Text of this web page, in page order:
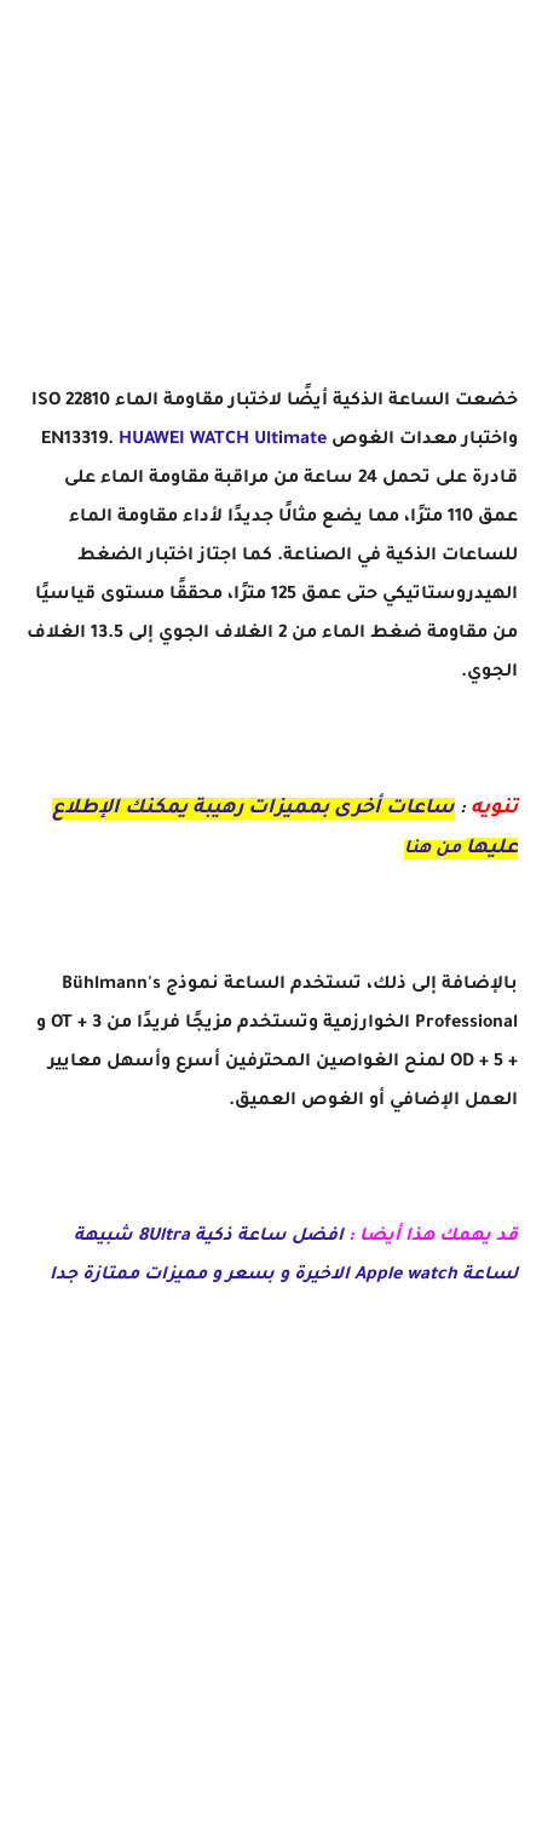
خضعت الساعة الذكية أيضًا لاختبار مقاومة الماء ISO 22810
واختبار معدات الغوص EN13319.
HUAWEI WATCH Ultimate
قادرة على تحمل 24 ساعة من مراقبة مقاومة الماء على
عمق 110 مترًا، مما يضع مثالًا جديدًا لأداء مقاومة الماء
للساعات الذكية في الصناعة. كما اجتاز اختبار الضغط
الهيدروستاتيكي حتى عمق 125 مترًا، محققًا مستوى قياسيًا
من مقاومة ضغط الماء من 2 الغلاف الجوي إلى 13.5 الغلاف
الجوي.
تنويه : ساعات أخرى بمميزات رهيبة يمكنك الإطلاع
عليها من هنا
بالإضافة إلى ذلك، تستخدم الساعة نموذج Bühlmann's
Professional الخوارزمية وتستخدم مزيجًا فريدًا من OT + 3 و
+ OD + 5 لمنح الغواصين المحترفين أسرع وأسهل معايير
العمل الإضافي أو الغوص العميق.
قد يهمك هذا أيضا :
افضل ساعة ذكية 8Ultra شبيهة
لساعة Apple watch الاخيرة و بسعر و مميزات
ممتازة جدا